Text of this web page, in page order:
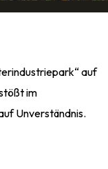
auf
im
Unverständnis.